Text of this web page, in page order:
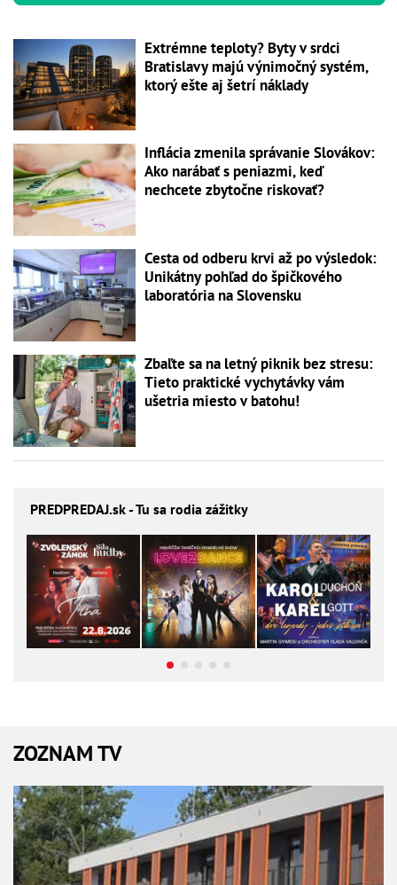
Extrémne teploty? Byty v srdci
Bratislavy majú výnimočný systém,
ktorý ešte aj šetrí náklady
Inflácia zmenila správanie Slovákov:
Ako narábať s peniazmi, keď
nechcete zbytočne riskovať?
Cesta od odberu krvi až po výsledok:
Unikátny pohľad do špičkového
laboratória na Slovensku
Zbaľte sa na letný piknik bez stresu:
Tieto praktické vychytávky vám
ušetria miesto v batohu!
PREDPREDAJ.sk - Tu sa rodia zážitky
ZOZNAM TV